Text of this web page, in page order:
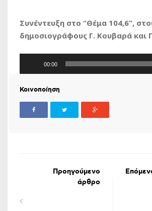
Συνέντευξη στο “Θέμα 104,6”,
δημοσιογράφους Γ. Κουβαρά και
00:00
Κοινοποίηση
Προηγούμενο
άρθρο